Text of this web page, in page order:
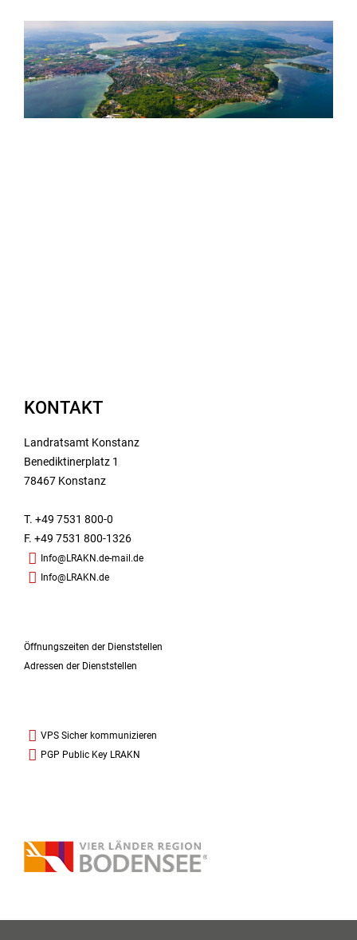
KONTAKT
Landratsamt Konstanz
Benediktinerplatz 1
78467 Konstanz
T. +49 7531 800-0
F. +49 7531 800-1326
Info@LRAKN.de-mail.de
Info@LRAKN.de
Öffnungszeiten der Dienststellen
Adressen der Dienststellen
VPS Sicher kommunizieren
PGP Public Key LRAKN